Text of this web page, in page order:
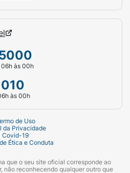
06h às 00h
às 00h
de Uso
da Privacidade
Covid-19
Ética e Conduta
que o seu site oficial corresponde ao
não reconhecendo qualquer outro que